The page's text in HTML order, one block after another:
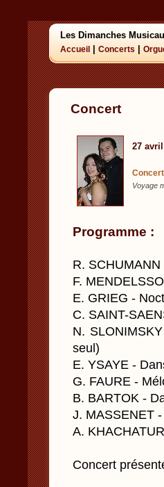
Les Dimanches
Accueil Concerts
Concert
27
Voyage
Programme :
R.
F.
E. GRIEG -
C. SAINT-
N.
seul)
E. YSAYE -
G. FAURE -
B. BARTOK -
J. MASSENET
A.
Concert